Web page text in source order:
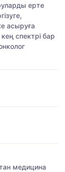
ерте
асыруға
спектрі бар
медицина